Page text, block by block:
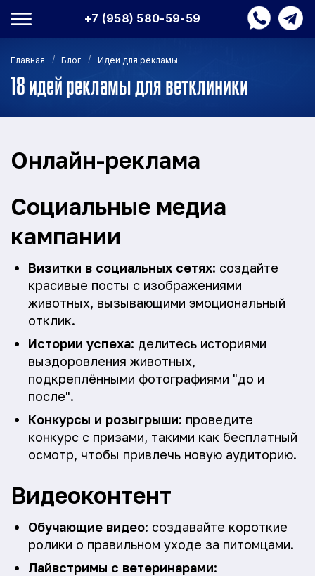
+7 (958) 580-59-59
Главная / Блог / Идеи для рекламы
18 идей рекламы для ветклиники
Онлайн-реклама
Социальные медиа
кампании
Визитки в социальных сетях: создайте
красивые посты с изображениями
животных, вызывающими эмоциональный
отклик.
Истории успеха: делитесь историями
выздоровления животных,
подкреплёнными фотографиями "до и
после".
Конкурсы и розыгрыши: проведите
конкурс с призами, такими как бесплатный
осмотр, чтобы привлечь новую аудиторию.
Видеоконтент
Обучающие видео: создавайте короткие
ролики о правильном уходе за питомцами.
Лайвстримы с ветеринарами: